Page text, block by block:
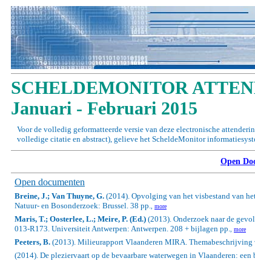
SCHELDEMONITOR
Januari - Februari 2015
Voor de volledig geformatteerde versie van deze electronische
volledige citatie en abstract), gelieve het ScheldeMonitor
Open
Open documenten
Breine, J.; Van Thuyne, G. (2014). Opvolging van het visbestand van
Natuur- en Bosonderzoek: Brussel. 38 pp. more
Maris, T.; Oosterlee, L.; Meire, P. (Ed.) (2013). Onderzoek naar de
013-R173. Universiteit Antwerpen: Antwerpen. 208 + bijlagen pp. more
Peeters, B. (2013). Milieurapport Vlaanderen MIRA.
(2014). De pleziervaart op de bevaarbare waterwegen in Vlaanderen: